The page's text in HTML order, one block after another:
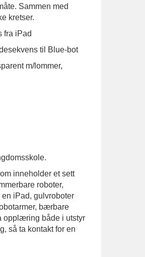
Sammen med
kretser.
fra iPad
til Blue-bot
m/lommer,
inneholder et sett
roboter,
iPad, gulvroboter
bærbare
opplæring både i utstyr
så ta kontakt for en